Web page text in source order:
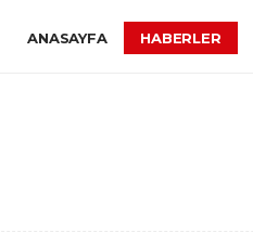
ANASAYFA HABERLER